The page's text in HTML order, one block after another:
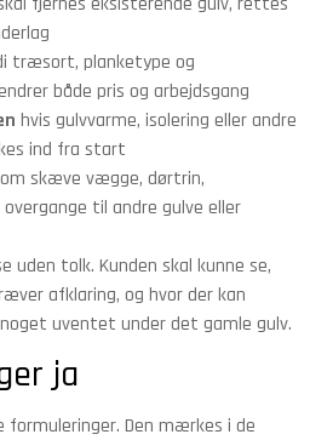
træsort, planketype og
både pris og arbejdsgang
hvis gulvvarme, isolering eller andre
ind fra start
skæve vægge, dørtrin,
til andre gulve eller
tolk. Kunden skal kunne se,
afklaring, og hvor der kan
uventet under det gamle gulv.
ja
Den mærkes i de